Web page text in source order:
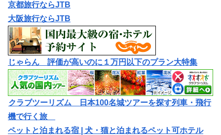
京都旅行ならJTB
大阪旅行ならJTB
じゃらん 評価が高いのに１万円以下のプラン大特集
クラブツーリズム 日本100名城ツアーを探す列車・飛行
機で行く旅
ペットと泊まれる宿 | 犬・猫と泊まれるペット可ホテル